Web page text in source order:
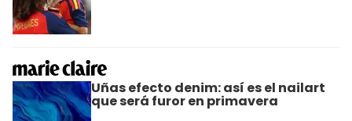
Uñas efecto denim: así es el nailart
que será furor en primavera